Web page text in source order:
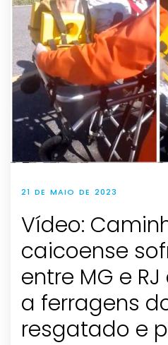
21 DE MAIO DE 2023
Vídeo:
caicoense
entre MG e
a ferragens
resgatado e